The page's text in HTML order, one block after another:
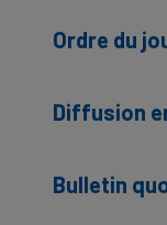
Ordre du
Diffusion
Bulletin